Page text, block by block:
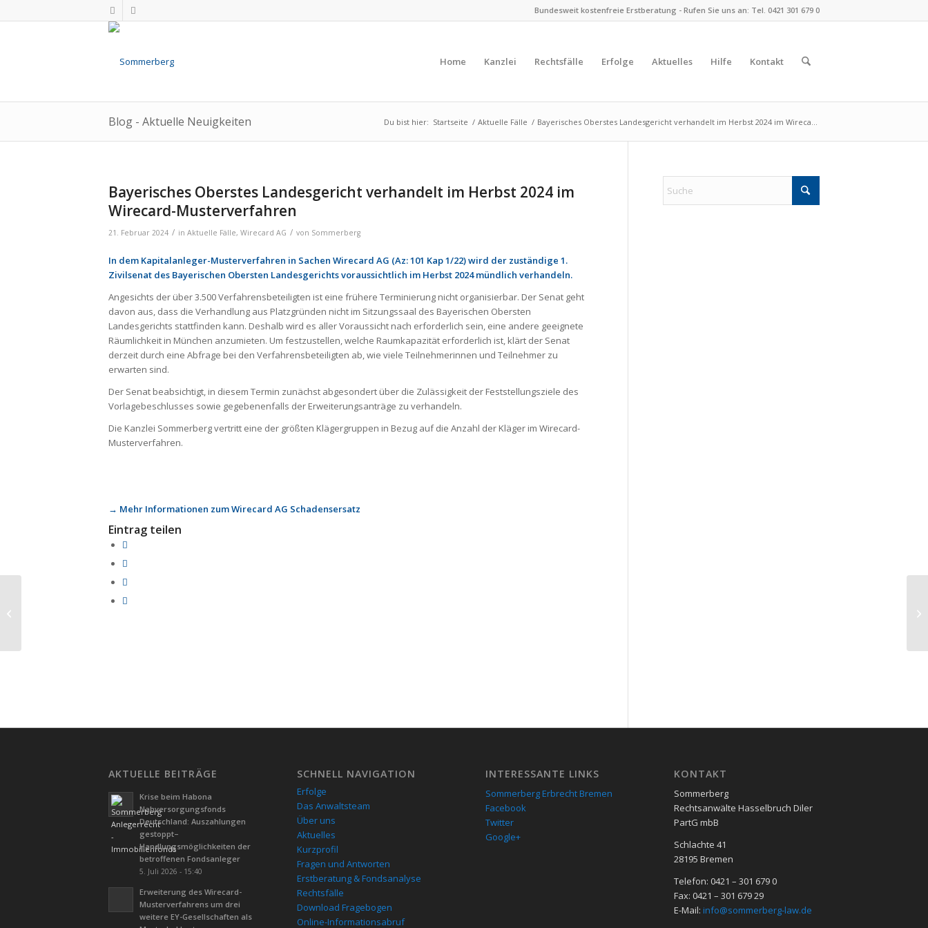
Bundesweit kostenfreie Erstberatung - Rufen Sie uns an: Tel. 0421 301 679 0
Home Kanzlei Rechtsfälle Erfolge Aktuelles Hilfe Kontakt
Blog - Aktuelle Neuigkeiten Du bist hier: Startseite / Aktuelle Fälle / Bayerisches Oberstes Landesgericht verhandelt im Herbst 2024 im Wireca...
Bayerisches Oberstes Landesgericht verhandelt im Herbst 2024 im
Wirecard-Musterverfahren
21. Februar 2024 / in Aktuelle Fälle, Wirecard AG / von Sommerberg
In dem Kapitalanleger-Musterverfahren in Sachen Wirecard AG (Az: 101 Kap 1/22) wird der zuständige 1.
Zivilsenat des Bayerischen Obersten Landesgerichts voraussichtlich im Herbst 2024 mündlich verhandeln.
Angesichts der über 3.500 Verfahrensbeteiligten ist eine frühere Terminierung nicht organisierbar. Der Senat geht
davon aus, dass die Verhandlung aus Platzgründen nicht im Sitzungssaal des Bayerischen Obersten
Landesgerichts stattfinden kann. Deshalb wird es aller Voraussicht nach erforderlich sein, eine andere geeignete
Räumlichkeit in München anzumieten. Um festzustellen, welche Raumkapazität erforderlich ist, klärt der Senat
derzeit durch eine Abfrage bei den Verfahrensbeteiligten ab, wie viele Teilnehmerinnen und Teilnehmer zu
erwarten sind.
Der Senat beabsichtigt, in diesem Termin zunächst abgesondert über die Zulässigkeit der Feststellungsziele des
Vorlagebeschlusses sowie gegebenenfalls der Erweiterungsanträge zu verhandeln.
Die Kanzlei Sommerberg vertritt eine der größten Klägergruppen in Bezug auf die Anzahl der Kläger im Wirecard-
Musterverfahren.
→ Mehr Informationen zum Wirecard AG Schadensersatz
Eintrag teilen
AKTUELLE BEITRÄGE
Krise beim Habona
Nahversorgungsfonds
Deutschland: Auszahlungen
gestoppt–
Handlungsmöglichkeiten der
betroffenen Fondsanleger
5. Juli 2026 - 15:40
Erweiterung des Wirecard-
Musterverfahrens um drei
weitere EY-Gesellschaften als
SCHNELL NAVIGATION
Erfolge
Das Anwaltsteam
Über uns
Aktuelles
Kurzprofil
Fragen und Antworten
Erstberatung & Fondsanalyse
Rechtsfälle
Download Fragebogen
Online-Informationsabruf
INTERESSANTE LINKS
Sommerberg Erbrecht Bremen
Facebook
Twitter
Google+
KON­TAKT
Sommerberg
Rechtsanwälte Hasselbruch Diler
PartG mbB
Schlachte 41
28195 Bre­men
Telefon: 0421 – 301 679 0
Fax: 0421 – 301 679 29
E-Mail: info@sommerberg-law.de